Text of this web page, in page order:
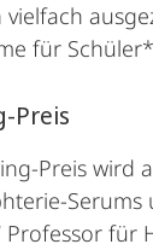
vielfach
für
Preis
Preis wird
Professor